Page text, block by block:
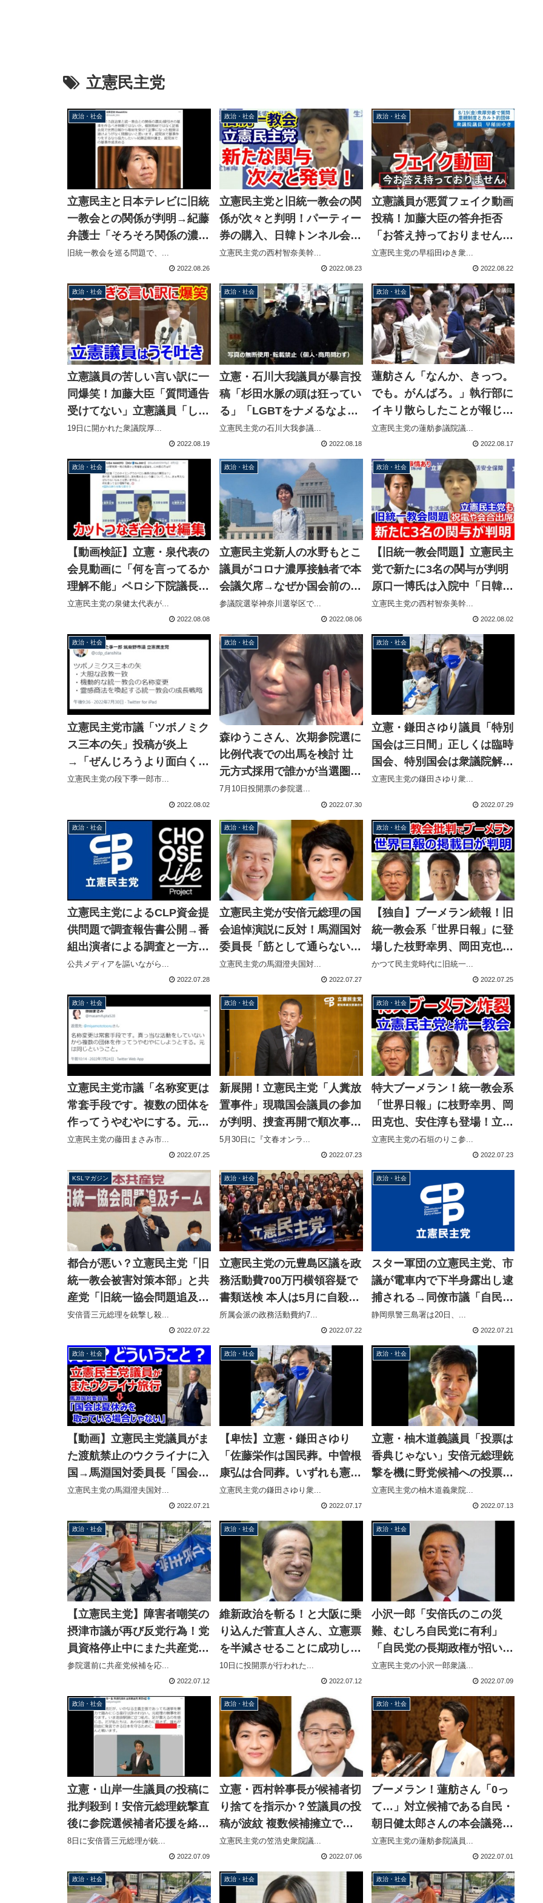
立憲民主党
政治・社会
立憲民主と日本テレビに旧統
一教会との関係が判明→紀藤
弁護士「そろそろ関係の濃
淡/線引きの基準を作るべき
時期」ダブスタに批判殺到
旧統一教会を巡る問題で、...
2022.08.26
政治・社会
立憲民主党と旧統一教会の関
係が次々と判明！パーティー
券の購入、日韓トンネル会合
に出席、5年連続の祝電など
立憲民主党の西村智奈美幹...
2022.08.23
政治・社会
立憲議員が悪質フェイク動画
投稿！加藤大臣の答弁拒否
「お答え持っておりません」
実際は→「質問通告をいただ
いてませんので」カットつな
ぎ合わせ編集
立憲民主党の早稲田ゆき衆...
2022.08.22
政治・社会
立憲議員の苦しい言い訳に一
同爆笑！加藤大臣「質問通告
受けてない」立憲議員「して
ます。厚労政策全般とカルト
19日に開かれた衆議院厚...
2022.08.19
政治・社会
立憲・石川大我議員が暴言投
稿「杉田水脈の頭は狂ってい
る」「LGBTをナメるなよ」
オレは国会議員だぞ！ビビっ
ただろう、でお馴染み
立憲民主党の石川大我参議...
2022.08.18
政治・社会
蓮舫さん「なんか、きっつ。
でも。がんばろ。」執行部に
イキリ散らしたことが報じら
れ意気消沈か？
立憲民主党の蓮舫参議院議...
2022.08.17
政治・社会
【動画検証】立憲・泉代表の
会見動画に「何を言ってるか
理解不能」ペロシ下院議長訪
台についてのコメントは悪質
立憲民主党の泉健太代表が...
2022.08.08
政治・社会
立憲民主党新人の水野もとこ
議員がコロナ濃厚接触者で本
会議欠席→なぜか国会前の記
念撮影に現れ取材を受ける
参議院選挙神奈川選挙区で...
2022.08.06
政治・社会
【旧統一教会問題】立憲民主
党で新たに3名の関与が判明
原口一博氏は入院中「日韓ト
ンネルフォーラム」にスタッ
立憲民主党の西村智奈美幹...
2022.08.02
政治・社会
立憲民主党市議「ツボノミク
ス三本の矢」投稿が炎上
→「ぜんじろうより面白くな
い」と批判され片っ端からブ
立憲民主党の段下季一郎市...
2022.08.02
政治・社会
森ゆうこさん、次期参院選に
比例代表での出馬を検討 辻
元方式採用で誰かが当選圏外
に
7月10日投開票の参院選...
2022.07.30
政治・社会
立憲・鎌田さゆり議員「特別
国会は三日間」正しくは臨時
国会、特別国会は衆議院解散
総選挙後に召集
立憲民主党の鎌田さゆり衆...
2022.07.29
政治・社会
立憲民主党によるCLP資金提
供問題で調査報告書公開→番
組出演者による調査と一方的
な言い分の羅列、新情報なく
公共メディアを謳いながら...
2022.07.28
政治・社会
立憲民主党が安倍元総理の国
会追悼演説に反対！馬淵国対
委員長「筋として通らない」
→西村幹事長が軌道修正「立
民が演説を行うべき」
立憲民主党の馬淵澄夫国対...
2022.07.27
政治・社会
【独自】ブーメラン続報！旧
統一教会系「世界日報」に登
場した枝野幸男、岡田克也、
安住淳議員、それぞれの掲載
かつて民主党時代に旧統一...
2022.07.25
政治・社会
立憲民主党市議「名称変更は
常套手段です。複数の団体を
作ってうやむやにする。元は
同じということ」旧統一教会
を批判したつもりが民主党系
の自己紹介に
立憲民主党の藤田まさみ市...
2022.07.25
政治・社会
新展開！立憲民主党「人糞放
置事件」現職国会議員の参加
が判明、捜査再開で順次事情
聴取へ
5月30日に『文春オンラ...
2022.07.23
政治・社会
特大ブーメラン！統一教会系
「世界日報」に枝野幸男、岡
田克也、安住淳も登場！立憲
民主党議員への抗議文で判明
立憲民主党の石垣のりこ参...
2022.07.23
KSLマガジン
都合が悪い？立憲民主党「旧
統一教会被害対策本部」と共
産党「旧統一協会問題追及チ
ーム」が野党合同ではない理
由【マガジン181号】
安倍晋三元総理を銃撃し殺...
2022.07.22
政治・社会
立憲民主党の元豊島区議を政
務活動費700万円横領容疑で
書類送検 本人は5月に自殺、
都連内での事件隠蔽も報じら
所属会派の政務活動費約7...
2022.07.22
政治・社会
スター軍団の立憲民主党、市
議が電車内で下半身露出し逮
捕される→同僚市議「自民党
会派って表現が適切」批判の
矛先を変えようとする
静岡県警三島署は20日、...
2022.07.21
政治・社会
【動画】立憲民主党議員がま
た渡航禁止のウクライナに入
国→馬淵国対委員長「国会は
夏休みを取っている場合じゃ
立憲民主党の馬淵澄夫国対...
2022.07.21
政治・社会
【卑怯】立憲・鎌田さゆり
「佐藤栄作は国民葬。中曽根
康弘は合同葬。いずれも憲法
を遵守している」吉田茂の国
立憲民主党の鎌田さゆり衆...
2022.07.17
政治・社会
立憲・柚木道義議員「投票は
香典じゃない」安倍元総理銃
撃を機に野党候補への投票呼
び掛ける投稿
立憲民主党の柚木道義衆院...
2022.07.13
政治・社会
【立憲民主党】障害者嘲笑の
摂津市議が再び反党行為！党
員資格停止中にまた共産党候
補を応援、府連はすでに把握
参院選前に共産党候補を応...
2022.07.12
政治・社会
維新政治を斬る！と大阪に乗
り込んだ菅直人さん、立憲票
を半減させることに成功し維
新の守護神と化す
10日に投開票が行われた...
2022.07.12
政治・社会
小沢一郎「安倍氏のこの災
難、むしろ自民党に有利」
「自民党の長期政権が招いた
事件、おごり高ぶり、勝手な
ことをやった結果だ」
立憲民主党の小沢一郎衆議...
2022.07.09
政治・社会
立憲・山岸一生議員の投稿に
批判殺到！安倍元総理銃撃直
後に参院選候補者応援を絡め
た投稿
8日に安倍晋三元総理が銃...
2022.07.09
政治・社会
立憲・西村幹事長が候補者切
り捨てを指示か？笠議員の投
稿が波紋 複数候補擁立で苦
戦する神奈川選挙区、当選見
込みの候補だけ応援？
立憲民主党の笠浩史衆院議...
2022.07.06
政治・社会
ブーメラン！蓮舫さん「0っ
て…」対立候補である自民・
朝日健太郎さんの本会議発言
回数に言及→蓮舫さんもゼロ
立憲民主党の蓮舫参院議員...
2022.07.01
政治・社会 政治・社会 政治・社会